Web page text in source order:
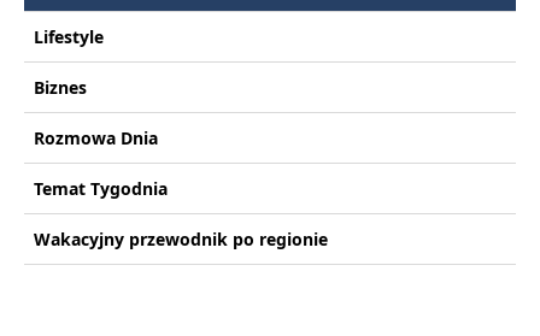
Lifestyle
Biznes
Rozmowa Dnia
Temat Tygodnia
Wakacyjny przewodnik po regionie